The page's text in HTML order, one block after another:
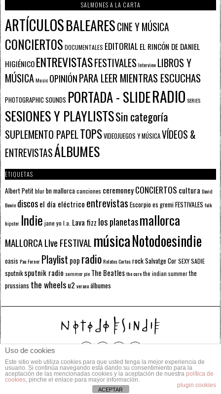
SALMONES A LA CARTA
ARTÍCULOSBALEARESCINE Y MÚSICA
CONCIERTOS DOCUMENTALES EDITORIALEL RINCÓN DE DANIEL
HIGIÉNICOENTREVISTASFESTIVALESInterview LIBROS Y
MÚSICAMusic OPINIÓNPARA LEER MIENTRAS ESCUCHAS
PHOTOGRAPHIC SOUNDS PORTADA - SLIDERADIO SERIES
SESIONES Y PLAYLISTSSin categoría
SUPLEMENTO PAPELTOPSVIDEOJUEGOS Y MÚSICAVÍDEOS &
ENTREVISTASÁLBUMES
ETIQUETAS
Albert Petitblurbn mallorcacanciones ceremoneyCONCIERTOS cultura David
Bowie discosel día eléctrico entrevistas Escorpioes gremiFESTIVALES folk
hipster Indie jane yo l.a. Lava fizz los planetasmallorca
MALLORCA LIve FESTIVAL músicaNotodoesindie
oasis Pau Forner Playlist pop radioRelatos CortosrockSalvatge CorSEXY SADIE
sputnik sputnik radio summer pie The Beatlesthe curethe indian summerthe
prussians the wheelsu2 veranoálbumes
© 2014 Todos los derechos reservados.
POLÍTICA DE PRIVACIDAD CONTACTO
Uso de cookies
Este sitio web utiliza cookies para que usted tenga la mejor experiencia de
usuario. Si continúa navegando está dando su consentimiento para la
aceptación de las mencionadas cookies y la aceptación de nuestra política de
cookies, pinche el enlace para mayor información.
plugin cookies
ACEPTAR